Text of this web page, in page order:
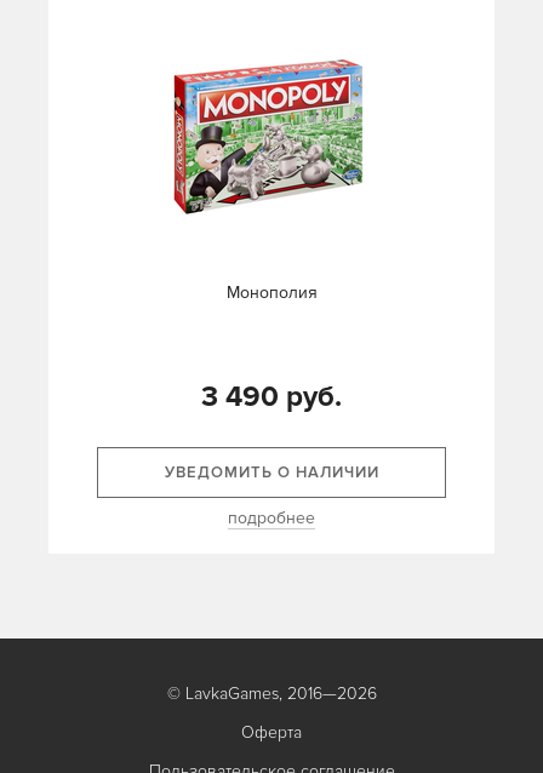
Монополия
3 490 руб.
УВЕДОМИТЬ О НАЛИЧИИ
подробнее
© LavkaGames, 2016—2026
Оферта